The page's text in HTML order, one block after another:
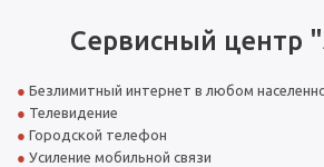
Сервисный центр
Безлимитный интернет в любом
Телевидение
Городской телефон
Усиление мобильной связи